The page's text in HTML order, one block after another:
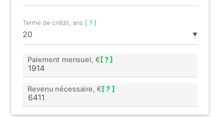
▼
Terme de crédit, ans [ ? ]
Paiement mensuel, € [ ? ]
Revenu nécessaire, € [ ? ]